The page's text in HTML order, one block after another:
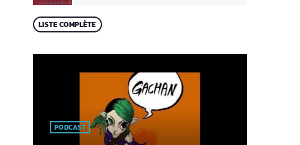
LISTE COMPLÈTE
PODCAST